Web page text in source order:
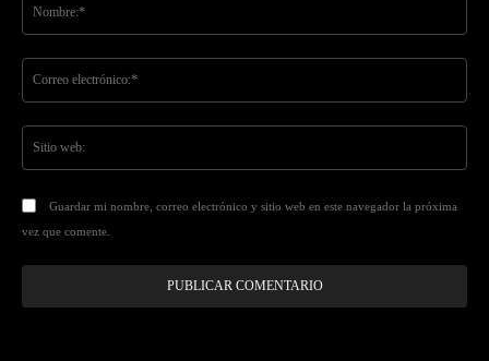
Guardar mi nombre, correo electrónico y sitio web en este navegador la próxima
vez que comente.